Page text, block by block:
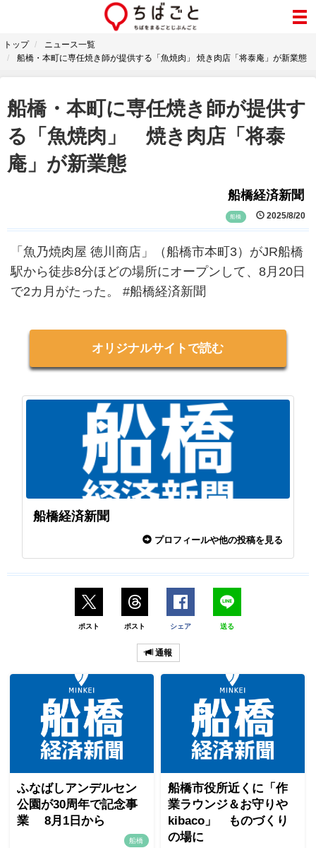
トップ
ニュース一覧
船橋・本町に専任焼き師が提供する「魚焼肉」 焼き肉店「将泰庵」が新業態
船橋・本町に専任焼き師が提供す
る「魚焼肉」 焼き肉店「将泰
庵」が新業態
船橋経済新聞
船橋 2025/8/20
「魚乃焼肉屋 徳川商店」（船橋市本町3）がJR船橋
駅から徒歩8分ほどの場所にオープンして、8月20日
で2カ月がたった。 #船橋経済新聞
オリジナルサイトで読む
船橋経済新聞
プロフィールや他の投稿を見る
ポスト ポスト シェア 送る
通報
ふなばしアンデルセン
公園が30周年で記念事
業 8月1日から
船橋
船橋市役所近くに「作
業ラウンジ＆お守りや
kibaco」 ものづくり
の場に